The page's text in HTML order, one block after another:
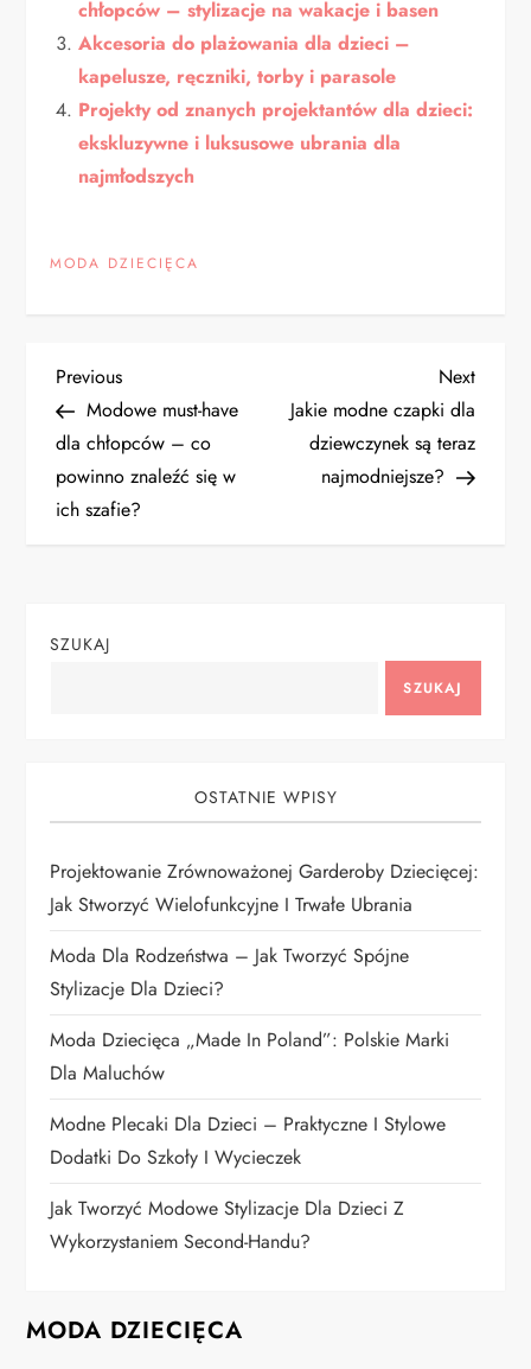
chłopców – stylizacje na wakacje i basen
Akcesoria do plażowania dla dzieci –
kapelusze, ręczniki, torby i parasole
Projekty od znanych projektantów dla dzieci:
ekskluzywne i luksusowe ubrania dla
najmłodszych
MODA DZIECIĘCA
N
a
w
a
a
w
p
i
s
u
Previous
Post
Previous
Modowe must-have
dla chłopców – co
powinno znaleźć się w
ich szafie?
Next
Post
Next
Jakie modne czapki dla
dziewczynek są teraz
najmodniejsze?
SZUKAJ
SZUKAJ
OSTATNIE WPISY
Projektowanie Zrównoważonej Garderoby Dziecięcej:
Jak Stworzyć Wielofunkcyjne I Trwałe Ubrania
Moda Dla Rodzeństwa – Jak Tworzyć Spójne
Stylizacje Dla Dzieci?
Moda Dziecięca „Made In Poland”: Polskie Marki
Dla Maluchów
Modne Plecaki Dla Dzieci – Praktyczne I Stylowe
Dodatki Do Szkoły I Wycieczek
Jak Tworzyć Modowe Stylizacje Dla Dzieci Z
Wykorzystaniem Second-Handu?
MODA DZIECIĘCA